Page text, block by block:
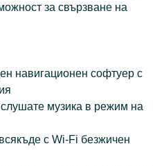
за свързване на
навигационен софтуер с
музика в режим на
с Wi-Fi безжичен